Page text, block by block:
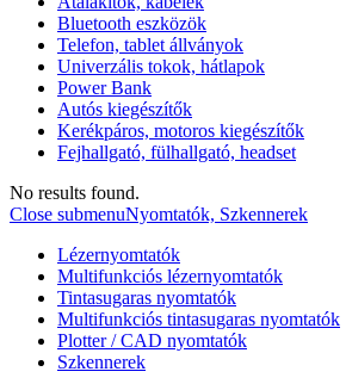
Bluetooth eszközök
Telefon, tablet állványok
Univerzális tokok, hátlapok
Power Bank
Autós kiegészítők
Kerékpáros, motoros kiegészítők
Fejhallgató, fülhallgató, headset
No results found.
Close submenuNyomtatók, Szkennerek
Lézernyomtatók
Multifunkciós lézernyomtatók
Tintasugaras nyomtatók
Multifunkciós tintasugaras nyomtatók
Plotter / CAD nyomtatók
Szkennerek